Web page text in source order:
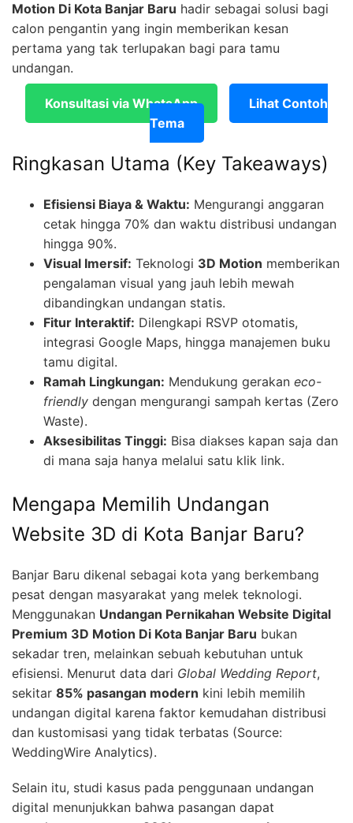
Motion Di Kota Banjar Baru hadir sebagai solusi bagi
calon pengantin yang ingin memberikan kesan
pertama yang tak terlupakan bagi para tamu
undangan.
Konsultasi via WhatsApp
Lihat Contoh
Tema
Ringkasan Utama (Key Takeaways)
Efisiensi Biaya & Waktu: Mengurangi anggaran
cetak hingga 70% dan waktu distribusi undangan
hingga 90%.
Visual Imersif: Teknologi 3D Motion memberikan
pengalaman visual yang jauh lebih mewah
dibandingkan undangan statis.
Fitur Interaktif: Dilengkapi RSVP otomatis,
integrasi Google Maps, hingga manajemen buku
tamu digital.
Ramah Lingkungan: Mendukung gerakan eco-
friendly dengan mengurangi sampah kertas (Zero
Waste).
Aksesibilitas Tinggi: Bisa diakses kapan saja dan
di mana saja hanya melalui satu klik link.
Mengapa Memilih Undangan
Website 3D di Kota Banjar Baru?
Banjar Baru dikenal sebagai kota yang berkembang
pesat dengan masyarakat yang melek teknologi.
Menggunakan Undangan Pernikahan Website Digital
Premium 3D Motion Di Kota Banjar Baru bukan
sekadar tren, melainkan sebuah kebutuhan untuk
efisiensi. Menurut data dari Global Wedding Report,
sekitar 85% pasangan modern kini lebih memilih
undangan digital karena faktor kemudahan distribusi
dan kustomisasi yang tidak terbatas (Source:
WeddingWire Analytics).
Selain itu, studi kasus pada penggunaan undangan
digital menunjukkan bahwa pasangan dapat